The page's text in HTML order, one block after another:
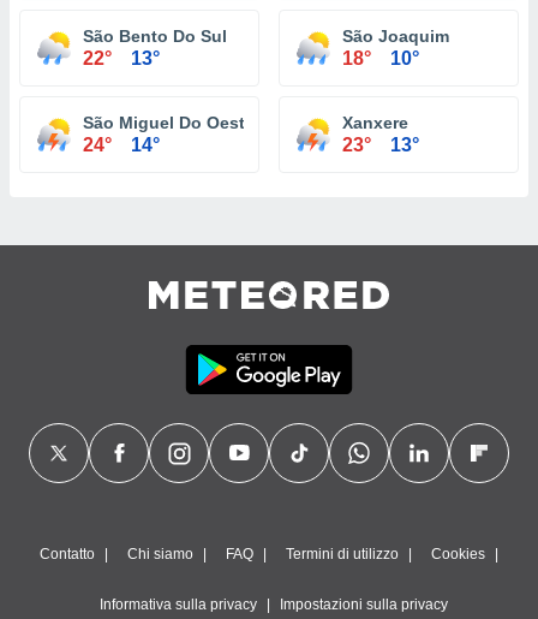
São Bento Do Sul
22° 13°
São Joaquim
18° 10°
São Miguel Do Oeste
24° 14°
Xanxere
23° 13°
Contatto Chi siamo FAQ Termini di utilizzo Cookies
Informativa sulla privacy Impostazioni sulla privacy